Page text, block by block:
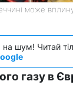
може
шум! Читай
газу в